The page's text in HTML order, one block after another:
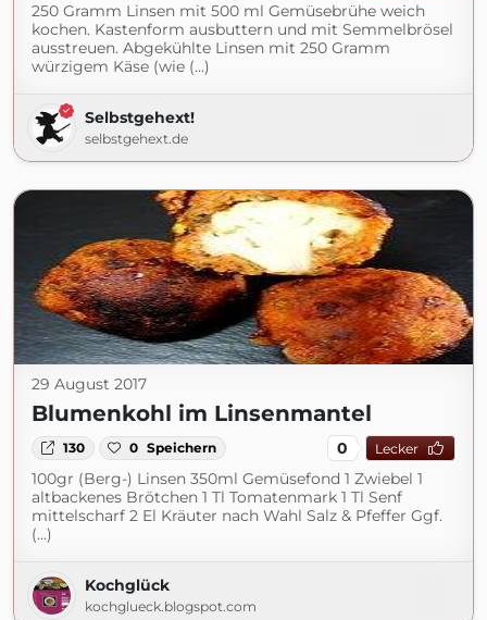
250 Gramm Linsen mit 500 ml Gemüsebrühe weich
kochen. Kastenform ausbuttern und mit Semmelbrösel
ausstreuen. Abgekühlte Linsen mit 250 Gramm
würzigem Käse (wie (...)
Selbstgehext!
selbstgehext.de
29 August 2017
Blumenkohl im Linsenmantel
130 0 Speichern 0 Lecker
100gr (Berg-) Linsen 350ml Gemüsefond 1 Zwiebel 1
altbackenes Brötchen 1 Tl Tomatenmark 1 Tl Senf
mittelscharf 2 El Kräuter nach Wahl Salz & Pfeffer Ggf.
(...)
Kochglück
kochglueck.blogspot.com